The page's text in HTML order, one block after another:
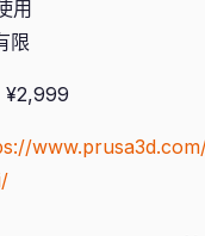
用
限
¥2,999